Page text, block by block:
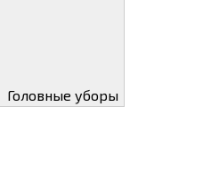
Головные уборы